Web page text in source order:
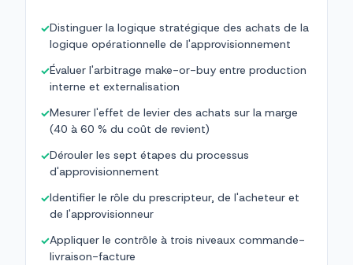
✓Distinguer la logique stratégique des achats de la
logique opérationnelle de l'approvisionnement
✓Évaluer l'arbitrage make-or-buy entre production
interne et externalisation
✓Mesurer l'effet de levier des achats sur la marge
(40 à 60 % du coût de revient)
✓Dérouler les sept étapes du processus
d'approvisionnement
✓Identifier le rôle du prescripteur, de l'acheteur et
de l'approvisionneur
✓Appliquer le contrôle à trois niveaux commande-
livraison-facture